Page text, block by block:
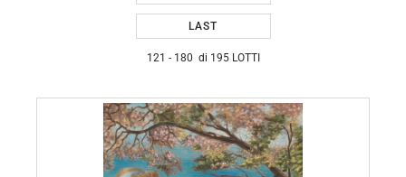
121 - 180 di 195 LOTTI
LAST